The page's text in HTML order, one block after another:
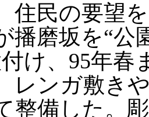
住民の要望
播磨坂を“公
け、95年春
レンガ敷き
整備した。